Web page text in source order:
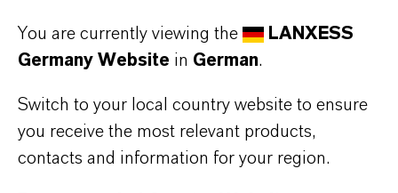
2/26/2025
Invitation to Aquatech
Amsterdam 2025
2/17/2025
Invitation to Aquatech
Amsterdam 2025
1/28/2025
Test CR neuer Editor
You are currently viewing the
LANXESS
Germany Website in German.
Switch to your local country website to ensure
you receive the most relevant products,
contacts and information for your region.